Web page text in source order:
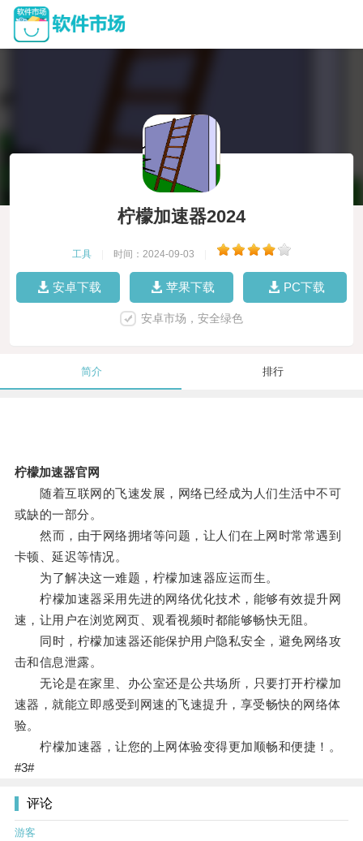
柠檬加速器2024
工具 时间：2024-09-03
安卓下载 苹果下载 PC下载
安卓市场，安全绿色
简介 排行
柠檬加速器官网
随着互联网的飞速发展，网络已经成为人们生活中不可
或缺的一部分。
然而，由于网络拥堵等问题，让人们在上网时常常遇到
卡顿、延迟等情况。
为了解决这一难题，柠檬加速器应运而生。
柠檬加速器采用先进的网络优化技术，能够有效提升网
速，让用户在浏览网页、观看视频时都能够畅快无阻。
同时，柠檬加速器还能保护用户隐私安全，避免网络攻
击和信息泄露。
无论是在家里、办公室还是公共场所，只要打开柠檬加
速器，就能立即感受到网速的飞速提升，享受畅快的网络体
验。
柠檬加速器，让您的上网体验变得更加顺畅和便捷！。
#3#
评论
游客